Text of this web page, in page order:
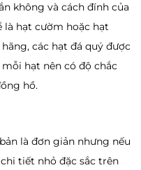
không và cách đính của
là hạt cườm hoặc hạt
các hạt đá quý được
hạt nên có độ chắc
hồ.
là đơn giản nhưng nếu
tiết nhỏ đặc sắc trên